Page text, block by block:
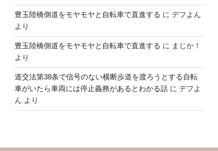
豊玉陸橋側道をモヤモヤと自転車で直進する に デフよん
より
豊玉陸橋側道をモヤモヤと自転車で直進する に まじか！
より
道交法第38条で信号のない横断歩道を渡ろうとする自転
車がいたら車両には停止義務があるとわかる話 に デフよ
ん より